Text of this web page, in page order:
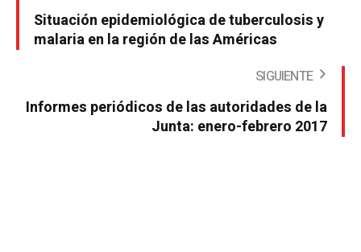
Situación epidemiológica de tuberculosis y
malaria en la región de las Américas
SIGUIENTE
Informes periódicos de las autoridades de la
Junta: enero-febrero 2017